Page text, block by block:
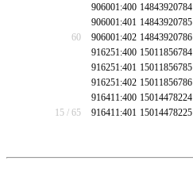
906001:400 14843920784
906001:401 14843920785
60
906001:402 14843920786
916251:400 15011856784
916251:401 15011856785
916251:402 15011856786
916411:400 15014478224
15 / 65
916411:401 15014478225